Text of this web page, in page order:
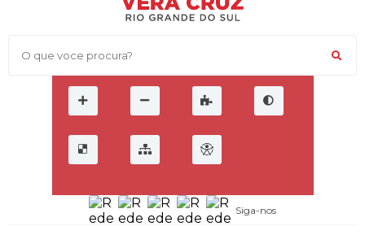
O que voce procura?
Siga-nos